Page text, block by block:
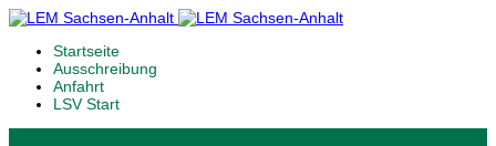
Startseite
Ausschreibung
Anfahrt
LSV Start